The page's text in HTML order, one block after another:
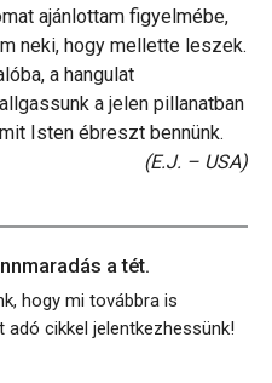
ajánlottam figyelmébe,
neki, hogy mellette leszek.
a hangulat
a jelen pillanatban
Isten ébreszt bennünk.
(E.J. – USA)
a tét.
hogy mi továbbra is
adó cikkel jelentkezhessünk!